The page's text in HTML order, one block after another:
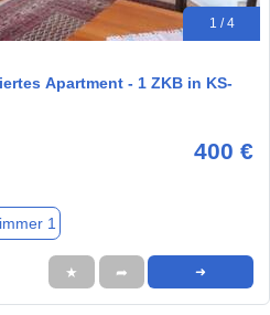
1 / 4
Apartment - 1 ZKB in KS-
400 €
1
★ ➦ ➜